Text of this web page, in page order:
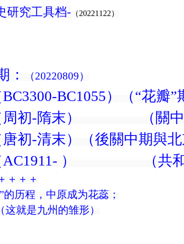
研究工具档- （20221122）
： （20220809）
BC3300-BC1055）（“花瓣”
初-隋末）
（關
初-清末）（後關中期與北
AC1911- ） （共
＋＋＋
的历程，中原成为花蕊；
这就是九州的雏形）